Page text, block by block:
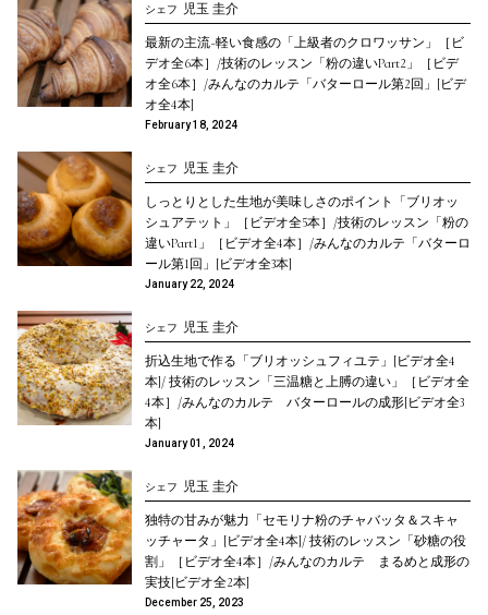
シェフ 児玉 圭介
最新の主流~軽い食感の「上級者のクロワッサン」［ビ
デオ全6本］/技術のレッスン「粉の違いPart2」［ビデ
オ全6本］/みんなのカルテ「バターロール第2回」[ビデ
オ全4本]
February 18, 2024
シェフ 児玉 圭介
しっとりとした生地が美味しさのポイント「ブリオッ
シュアテット」［ビデオ全5本］/技術のレッスン「粉の
違いPart1」［ビデオ全4本］/みんなのカルテ「バターロ
ール第1回」[ビデオ全3本]
January 22, 2024
シェフ 児玉 圭介
折込生地で作る「ブリオッシュフィユテ」[ビデオ全4
本]/ 技術のレッスン「三温糖と上膊の違い」［ビデオ全
4本］/みんなのカルテ バターロールの成形[ビデオ全3
本]
January 01, 2024
シェフ 児玉 圭介
独特の甘みが魅力「セモリナ粉のチャバッタ＆スキャ
ッチャータ」[ビデオ全4本]/ 技術のレッスン「砂糖の役
割」［ビデオ全4本］/みんなのカルテ まるめと成形の
実技[ビデオ全2本]
December 25, 2023